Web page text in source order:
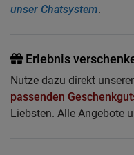
unser Chatsystem.
Erlebnis
Nutze dazu direkt
passenden
Liebsten. Alle Angebote